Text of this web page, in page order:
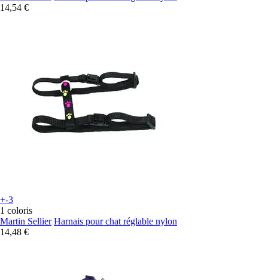
14,54 €
+-3
1 coloris
Martin Sellier Harnais pour chat réglable nylon
14,48 €